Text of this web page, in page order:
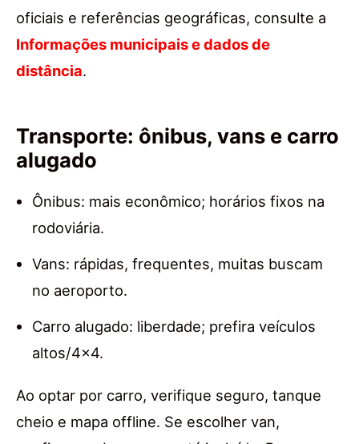
oficiais e referências geográficas, consulte a
Informações municipais e dados de
distância.
Transporte: ônibus, vans e carro
alugado
Ônibus: mais econômico; horários fixos na
rodoviária.
Vans: rápidas, frequentes, muitas buscam
no aeroporto.
Carro alugado: liberdade; prefira veículos
altos/4×4.
Ao optar por carro, verifique seguro, tanque
cheio e mapa offline. Se escolher van,